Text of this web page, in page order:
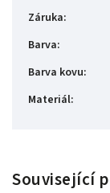
Záruka:
Barva:
Barva kovu:
Materiál:
Související